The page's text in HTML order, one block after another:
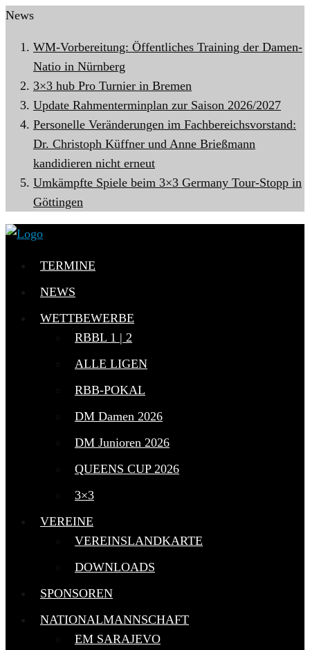
News
WM-Vorbereitung: Öffentliches Training der Damen-
Natio in Nürnberg
3×3 hub Pro Turnier in Bremen
Update Rahmenterminplan zur Saison 2026/2027
Personelle Veränderungen im Fachbereichsvorstand:
Dr. Christoph Küffner und Anne Brießmann
kandidieren nicht erneut
Umkämpfte Spiele beim 3×3 Germany Tour-Stopp in
Göttingen
TERMINE
NEWS
WETTBEWERBE
RBBL 1 | 2
ALLE LIGEN
RBB-POKAL
DM Damen 2026
DM Junioren 2026
QUEENS CUP 2026
3×3
VEREINE
VEREINSLANDKARTE
DOWNLOADS
SPONSOREN
NATIONALMANNSCHAFT
EM SARAJEVO